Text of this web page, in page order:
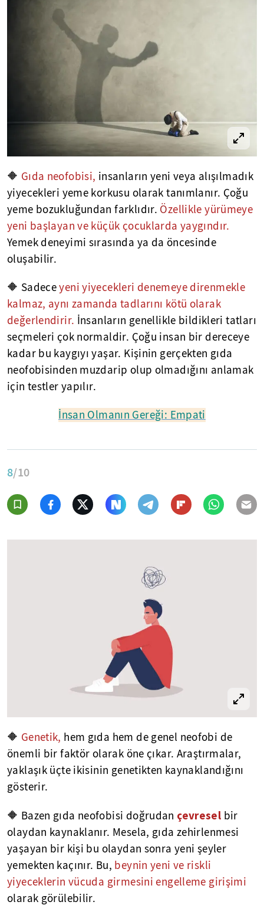
🔶 Gıda neofobisi, insanların yeni veya alışılmadık
yiyecekleri yeme korkusu olarak tanımlanır. Çoğu
yeme bozukluğundan farklıdır. Özellikle yürümeye
yeni başlayan ve küçük çocuklarda yaygındır.
Yemek deneyimi sırasında ya da öncesinde
oluşabilir.
🔶 Sadeceyeni yiyecekleri denemeye direnmekle
kalmaz, aynı zamanda tadlarını kötü olarak
değerlendirir. İnsanların genellikle bildikleri tatları
seçmeleri çok normaldir. Çoğu insan bir dereceye
kadar bu kaygıyı yaşar. Kişinin gerçekten gıda
neofobisinden muzdarip olup olmadığını anlamak
için testler yapılır.
İnsan Olmanın Gereği: Empati
8/10
🔶 Genetik, hem gıda hem de genel neofobi de
önemli bir faktör olarak öne çıkar. Araştırmalar,
yaklaşık üçte ikisinin genetikten kaynaklandığını
gösterir.
🔶 Bazen gıda neofobisi doğrudan çevresel bir
olaydan kaynaklanır. Mesela, gıda zehirlenmesi
yaşayan bir kişi bu olaydan sonra yeni şeyler
yemekten kaçınır. Bu, beynin yeni ve riskli
yiyeceklerin vücuda girmesini engelleme girişimi
olarak görülebilir.